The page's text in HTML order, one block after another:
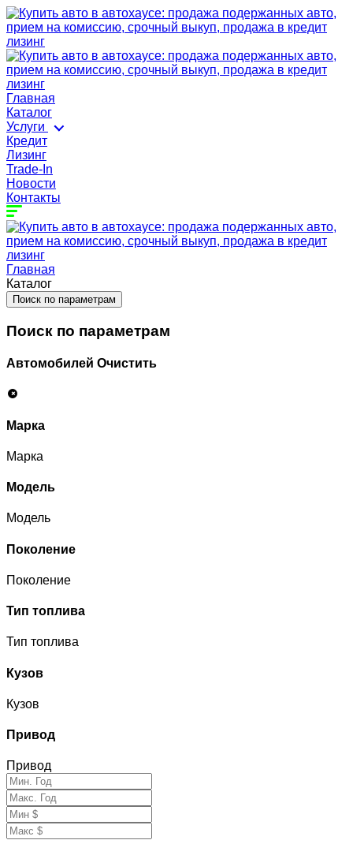
Главная
Каталог
Услуги
Кредит
Лизинг
Trade-In
Новости
Контакты
Главная
Каталог
Поиск по параметрам
Поиск по параметрам
Автомобилей Очистить
Марка
Марка
Модель
Модель
Поколение
Поколение
Тип топлива
Тип топлива
Кузов
Кузов
Привод
Привод